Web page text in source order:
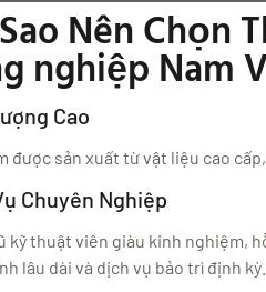
Nên Chọn
nghiệp Nam
Cao
được sản xuất từ vật liệu cao
Chuyên Nghiệp
kỹ thuật viên giàu kinh nghiệm,
lâu dài và dịch vụ bảo trì định kỳ.